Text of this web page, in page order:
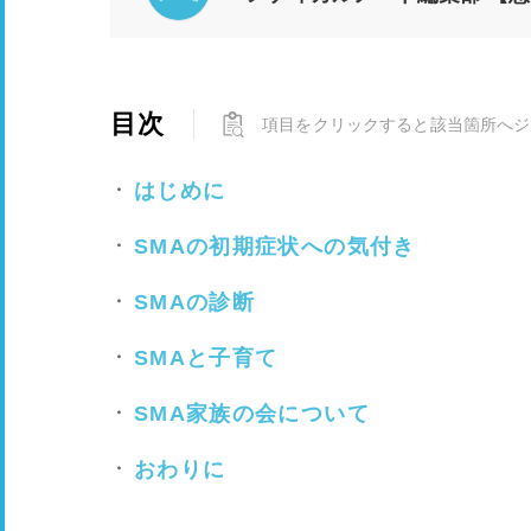
目次 項目をクリックすると該当箇所へジ
はじめに
SMAの初期症状への気付き
SMAの診断
SMAと子育て
SMA家族の会について
おわりに